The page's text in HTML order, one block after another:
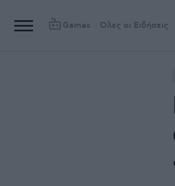
Games Όλες οι Ειδήσεις